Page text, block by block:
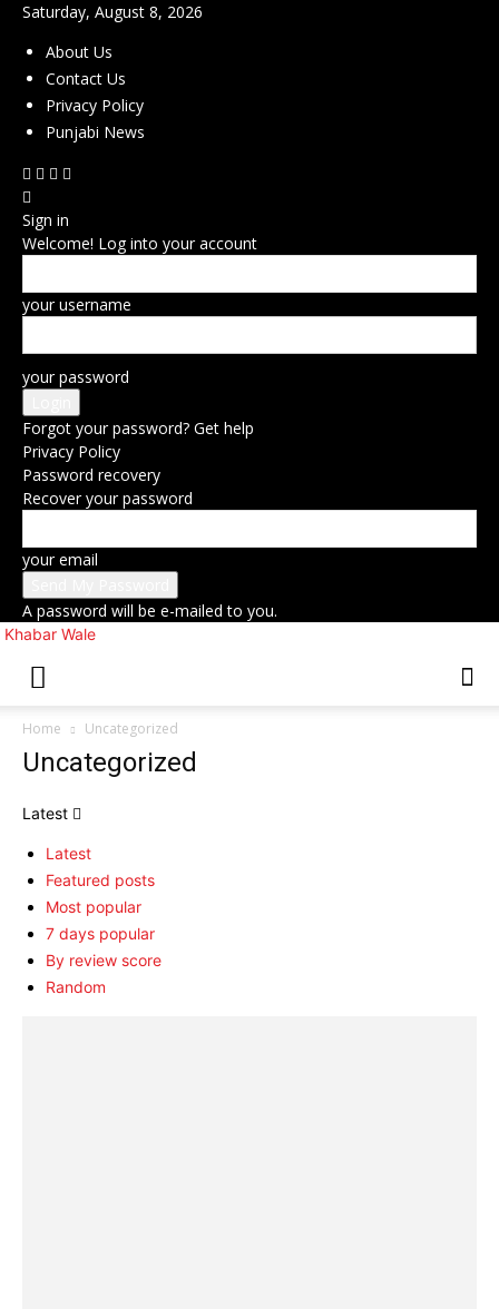
Saturday, August 8, 2026
About Us
Contact Us
Privacy Policy
Punjabi News
Sign in
Welcome! Log into your account
your username
your password
Forgot your password? Get help
Privacy Policy
Password recovery
Recover your password
your email
A password will be e-mailed to you.
Khabar Wale
Home Uncategorized
Uncategorized
Latest
Latest
Featured posts
Most popular
7 days popular
By review score
Random